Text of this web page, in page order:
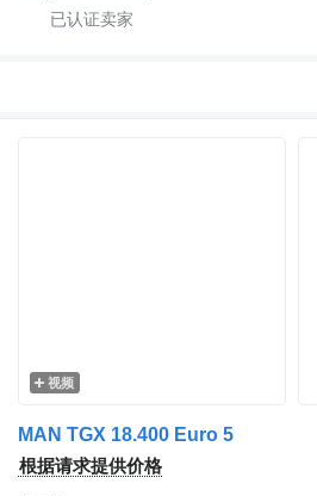
视频
MAN TGX 18.400 Euro 5
根据请求提供价格